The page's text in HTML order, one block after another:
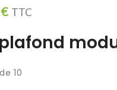
€ TTC
10